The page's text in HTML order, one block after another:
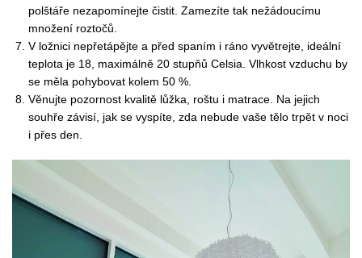
polštáře nezapomínejte čistit. Zamezíte tak nežádoucímu
množení roztočů.
V ložnici nepřetápějte a před spaním i ráno vyvětrejte, ideální
teplota je 18, maximálně 20 stupňů Celsia. Vlhkost vzduchu by
se měla pohybovat kolem 50 %.
Věnujte pozornost kvalitě lůžka, roštu i matrace. Na jejich
souhře závisí, jak se vyspíte, zda nebude vaše tělo trpět v noci
i přes den.